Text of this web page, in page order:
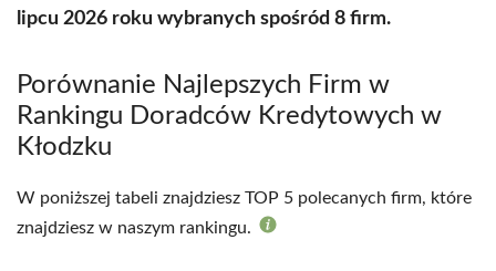
lipcu 2026 roku wybranych spośród 8 firm.
Porównanie Najlepszych Firm w
Rankingu Doradców Kredytowych w
Kłodzku
W poniższej tabeli znajdziesz TOP 5 polecanych firm, które
znajdziesz w naszym rankingu.